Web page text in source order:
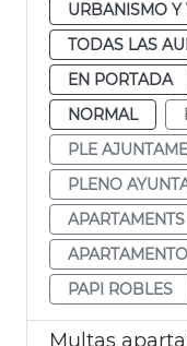
URBANISMO
TODAS LAS
EN PORTADA
NORMAL
PLE
PLENO
PAPI ROBLES